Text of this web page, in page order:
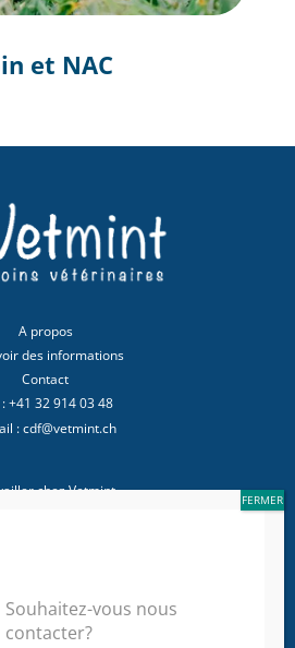
et NAC
A propos
des informations
Contact
+41 32 914 03 48
: cdf@vetmint.ch
chez Vetmint
les professionnels
© 2023 Vetmint SA
Souhaitez-vous nous
contacter?